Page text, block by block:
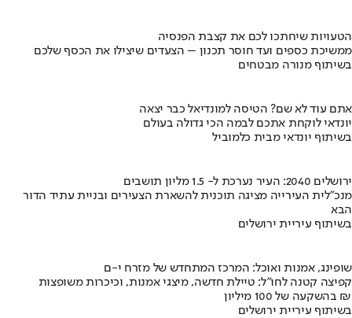
הטעויות שיחתכו לכם את קצבת הפנסיה
ממשיכת כספים ועד חוסר תכנון – הצעדים שיצילו את הכסף שלכם
בשיתוף מנורה מבטחים
אתם עוד לא שם? הטיסה למונדיאל כבר יצאה
יונדאי לוקחת אתכם לבמה הכי גדולה בעולם
בשיתוף יונדאי מבית כלמוביל
ירושלים 2040: העיר נערכת ל- 1.5 מליון תושבים
מנכ"לית העירייה מציגה תוכנית להשארת הצעירים ובניית עתיד הדור
הבא
בשיתוף עיריית ירושלים
שופינג, אמנות ואוכל: המרכז המתחדש של מזרח י-ם
קפיצה קטנה לחו"ל: טיילת חדשה, מיצגי אמנות, וכיכרות משופצות
בהשקעה של 100 מיליון ₪
בשיתוף עיריית ירושלים